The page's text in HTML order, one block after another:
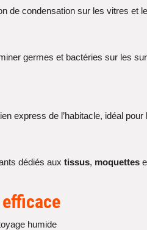
de condensation sur les vitres et
germes et bactéries sur les
express de l’habitacle, idéal
dédiés aux tissus, moquettes
efficace
humide